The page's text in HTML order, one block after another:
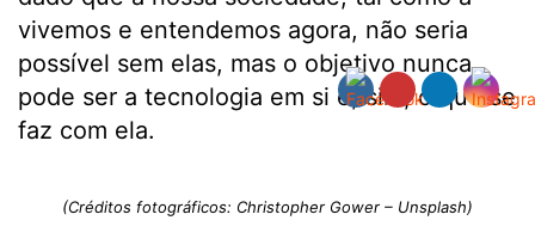
vivemos e entendemos agora, não seria
possível sem elas, mas o objetivo nunca
pode ser a tecnologia em si e, sim, o que se
faz com ela.
(Créditos fotográficos: Christopher Gower – Unsplash)